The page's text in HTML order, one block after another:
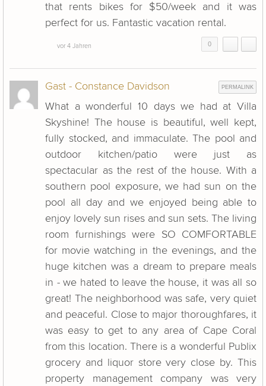
that rents bikes for $50/week and it was
perfect for us. Fantastic vacation rental.
vor 4 Jahren 0
Gast - Constance Davidson PERMALINK
What a wonderful 10 days we had at Villa
Skyshine! The house is beautiful, well kept,
fully stocked, and immaculate. The pool and
outdoor kitchen/patio were just as
spectacular as the rest of the house. With a
southern pool exposure, we had sun on the
pool all day and we enjoyed being able to
enjoy lovely sun rises and sun sets. The living
room furnishings were SO COMFORTABLE
for movie watching in the evenings, and the
huge kitchen was a dream to prepare meals
in - we hated to leave the house, it was all so
great! The neighborhood was safe, very quiet
and peaceful. Close to major thoroughfares, it
was easy to get to any area of Cape Coral
from this location. There is a wonderful Publix
grocery and liquor store very close by. This
property management company was very